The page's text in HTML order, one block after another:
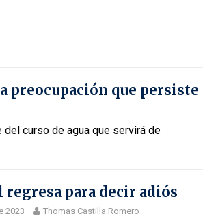
preocupación que persiste
curso de agua que servirá de
regresa para decir adiós
2023 Thomas Castilla Romero